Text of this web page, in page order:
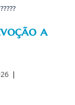
a